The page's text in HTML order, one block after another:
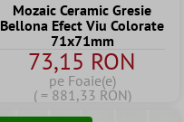
Mozaic Ceramic Gresie
Bellona Efect Viu Colorate
71x71mm
73,15 RON
pe Foaie(e)
( = 881,33 RON)